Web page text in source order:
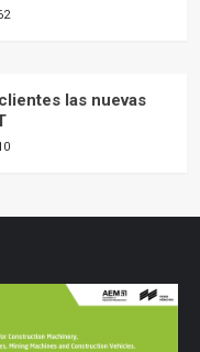
las nuevas